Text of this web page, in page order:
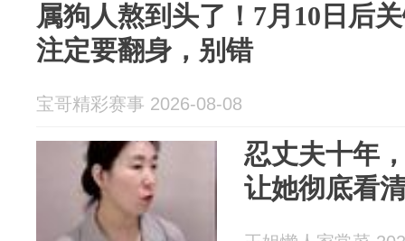
属狗人熬到头了！7月10日后
注定要翻身，别错
宝哥精彩赛事 2026-08-08
忍丈夫十年
让她彻底看